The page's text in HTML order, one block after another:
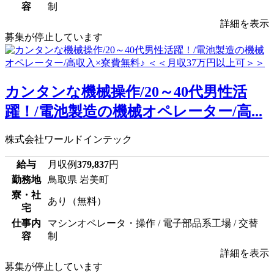
容
制
詳細を表示
募集が停止しています
カンタンな機械操作/20～40代男性活
躍！/電池製造の機械オペレーター/高...
株式会社ワールドインテック
給与 月収例379,837円
勤務地
鳥取県 岩美町
寮・社
宅
あり（無料）
仕事内
容
マシンオペレータ・操作 / 電子部品系工場 / 交替
制
詳細を表示
募集が停止しています